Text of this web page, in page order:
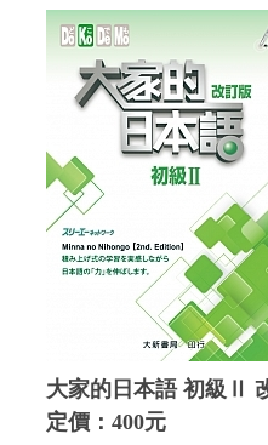
大家的日本語 初級Ⅱ
定價：400元